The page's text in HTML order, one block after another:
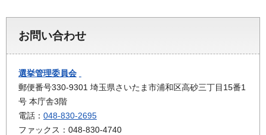
お問い合わせ
選挙管理委員会
郵便番号330-9301 埼玉県さいたま市浦和区高砂三丁目15番1
号 本庁舎3階
電話： 048-830-2695
ファックス：048-830-4740